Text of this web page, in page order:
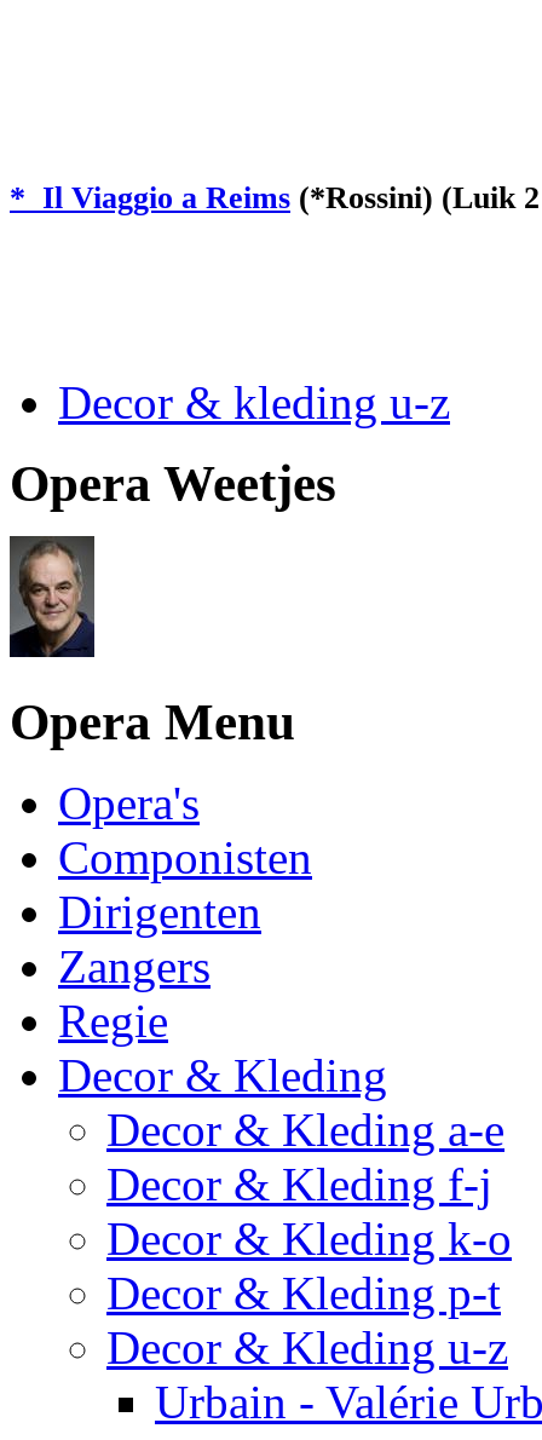
* Il Viaggio a Reims (*Rossini) (Luik
Decor & kleding u-z
Opera Weetjes
Opera Menu
Opera's
Componisten
Dirigenten
Zangers
Regie
Decor & Kleding
Decor & Kleding a-e
Decor & Kleding f-j
Decor & Kleding k-o
Decor & Kleding p-t
Decor & Kleding u-z
Urbain - Valérie